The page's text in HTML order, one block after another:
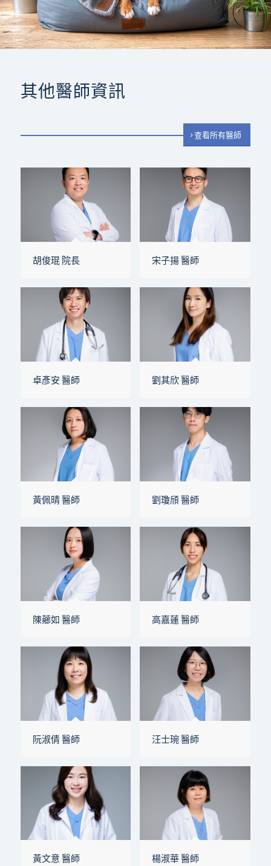
其他醫師資訊
查看所有醫師
胡俊琨 院長 宋子揚 醫師
卓彥安 醫師 劉其欣 醫師
黃佩晴 醫師 劉瓊頎 醫師
陳薌如 醫師 高嘉蓮 醫師
阮淑倩 醫師 汪士琬 醫師
黃文意 醫師 楊淑華 醫師